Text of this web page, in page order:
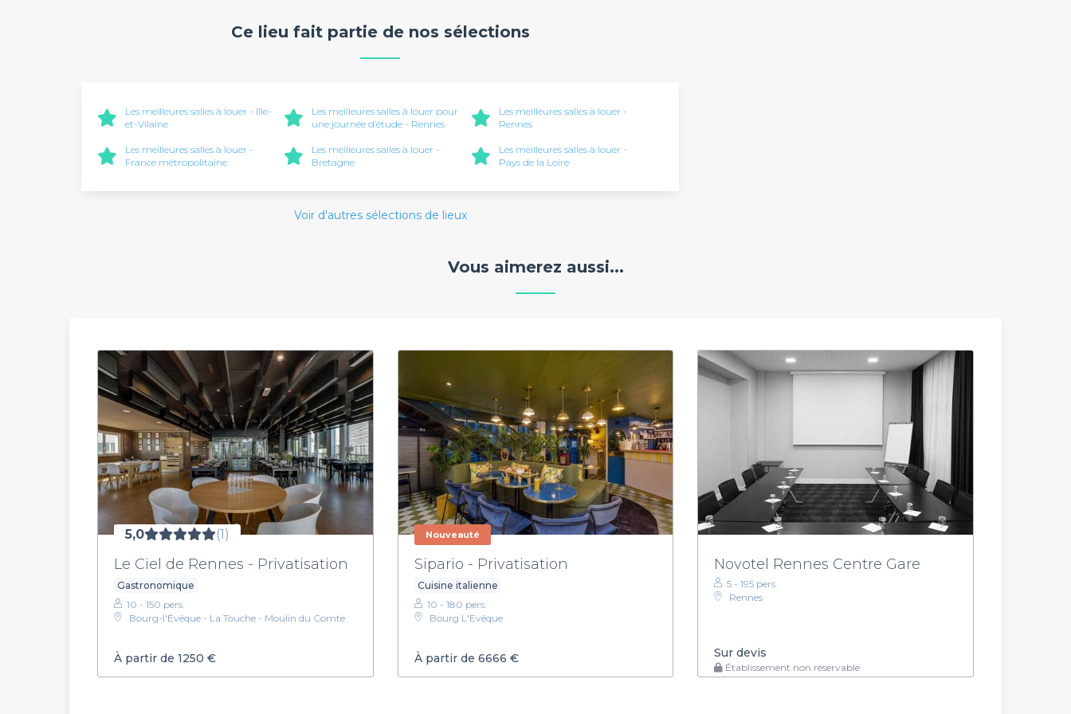
Ce lieu fait partie de nos sélections
Les meilleures salles à louer - Ille-
et-Vilaine
Les meilleures salles à louer pour
une journée d’étude - Rennes
Les meilleures salles à louer -
Rennes
Les meilleures salles à louer -
France métropolitaine
Les meilleures salles à louer -
Bretagne
Les meilleures salles à louer -
Pays de la Loire
Voir d'autres sélections de lieux
Vous aimerez aussi...
5,0 (1)
Le Ciel de Rennes - Privatisation
Gastronomique
10 - 150 pers.
Bourg-l'Évêque - La Touche - Moulin du Comte
À partir de 1250 €
Nouveauté
Sipario - Privatisation
Cuisine italienne
10 - 180 pers.
Bourg L'Evêque
À partir de 6666 €
Novotel Rennes Centre Gare
5 - 195 pers.
Rennes
Sur devis
Établissement non réservable